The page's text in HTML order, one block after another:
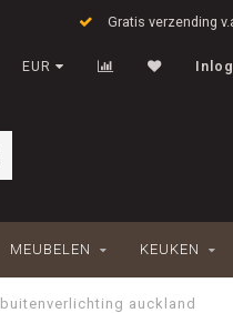
Gratis verzending
EUR
MEUBELEN KEUKEN
buitenverlichting auckland